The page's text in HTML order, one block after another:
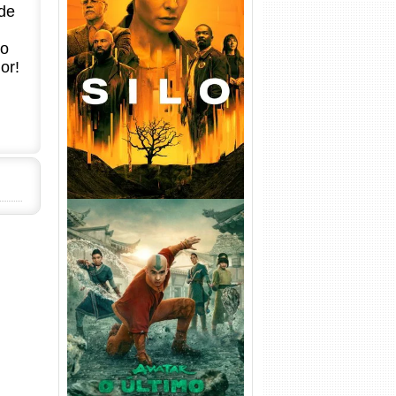
Silo 1ª Temporada Torrent
(2023) WEB-DL
720p/1080p/4K Dual Áudio
Avatar: O Último Mestre do
Ar 2ª Temporada Torrent
(2026) WEB-DL 1080p Dual
Áudio